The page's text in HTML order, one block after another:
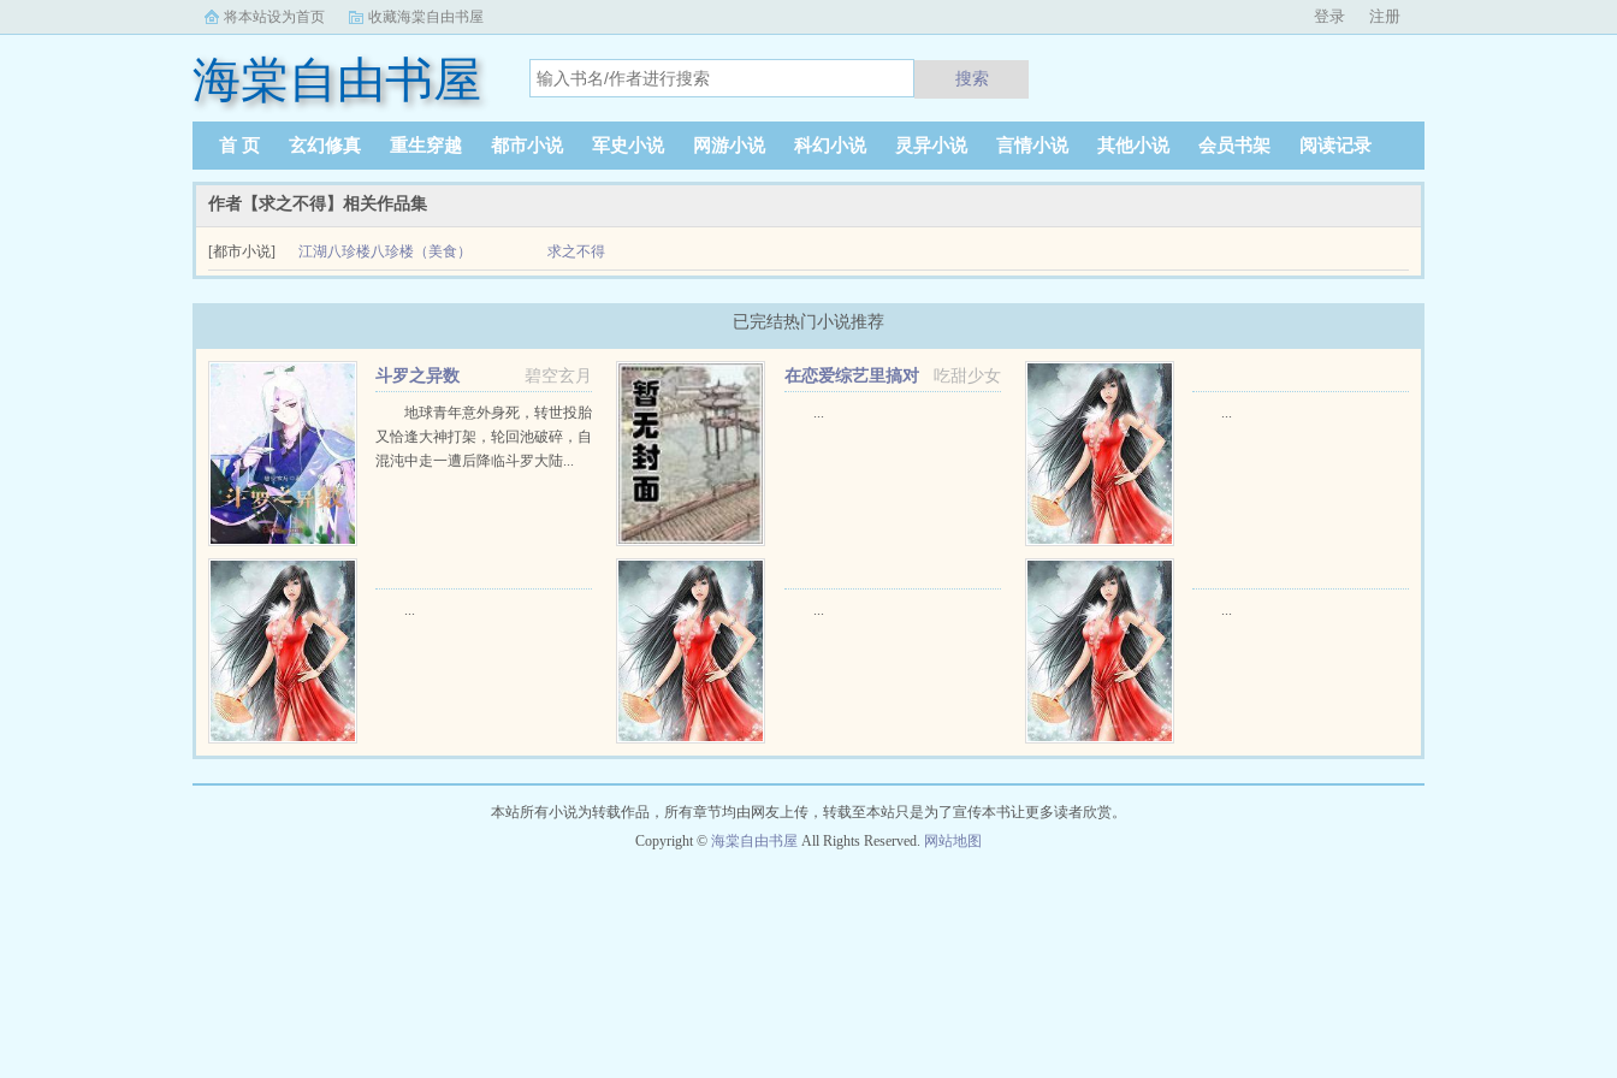
将本站设为首页 收藏海棠自由书屋 登录 注册
海棠自由书屋 搜索
首 页 玄幻修真 重生穿越 都市小说 军史小说 网游小说 科幻小说 灵异小说 言情小说 其他小说 会员书架 阅读记录
作者【求之不得】相关作品集
[都市小说] 江湖八珍楼八珍楼（美食） 求之不得
已完结热门小说推荐
碧空玄月
斗罗之异数
地球青年意外身死，转世投胎
又恰逢大神打架，轮回池破碎，自
混沌中走一遭后降临斗罗大陆...
吃甜少女
在恋爱综艺里搞对
... ...
... ... ...
本站所有小说为转载作品，所有章节均由网友上传，转载至本站只是为了宣传本书让更多读者欣赏。
Copyright © 海棠自由书屋 All Rights Reserved. 网站地图